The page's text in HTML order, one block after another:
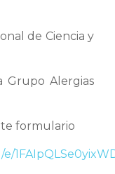
de Ciencia y
Grupo Alergias
formulario